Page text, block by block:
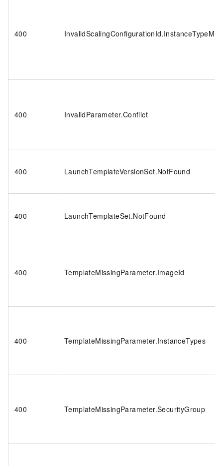
400
400 InvalidParameter.Conflict
400 LaunchTemplateVersionSet.NotFound
400 LaunchTemplateSet.NotFound
400 TemplateMissingParameter.ImageId
400 TemplateMissingParameter.InstanceTypes
400 TemplateMissingParameter.SecurityGroup